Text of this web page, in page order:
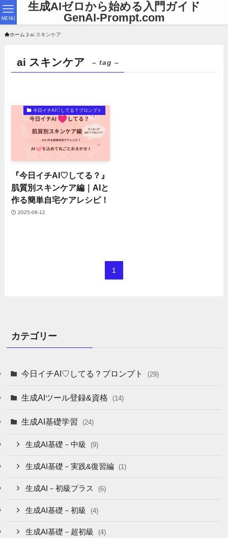
生成AIゼロから始める入門ガイド
GenAI-Prompt.com
MENU
ホーム ai スキンケア
ai スキンケア – tag –
今日イチAI♡してる？プロンプト
『今日イチAI♡してる？』
肌質別スキンケア編｜AIと
作る簡単自宅ケアレシピ！
2025-06-12
1
カテゴリー
今日イチAI♡してる？プロンプト (29)
生成AIツール登録&資格 (14)
生成AI基礎学習 (24)
生成AI基礎－中級 (9)
生成AI基礎－実践&復習編 (1)
生成AI－初級プラス (6)
生成AI基礎－初級 (4)
生成AI基礎－超初級 (4)